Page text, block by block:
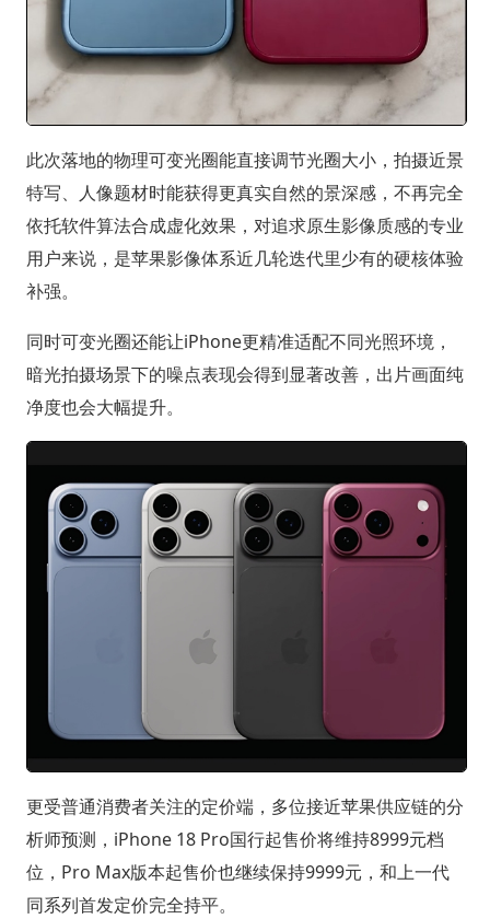
此次落地的物理可变光圈能直接调节光圈大小，拍摄近景
特写、人像题材时能获得更真实自然的景深感，不再完全
依托软件算法合成虚化效果，对追求原生影像质感的专业
用户来说，是苹果影像体系近几轮迭代里少有的硬核体验
补强。
同时可变光圈还能让iPhone更精准适配不同光照环境，
暗光拍摄场景下的噪点表现会得到显著改善，出片画面纯
净度也会大幅提升。
更受普通消费者关注的定价端，多位接近苹果供应链的分
析师预测，iPhone 18 Pro国行起售价将维持8999元档
位，Pro Max版本起售价也继续保持9999元，和上一代
同系列首发定价完全持平。